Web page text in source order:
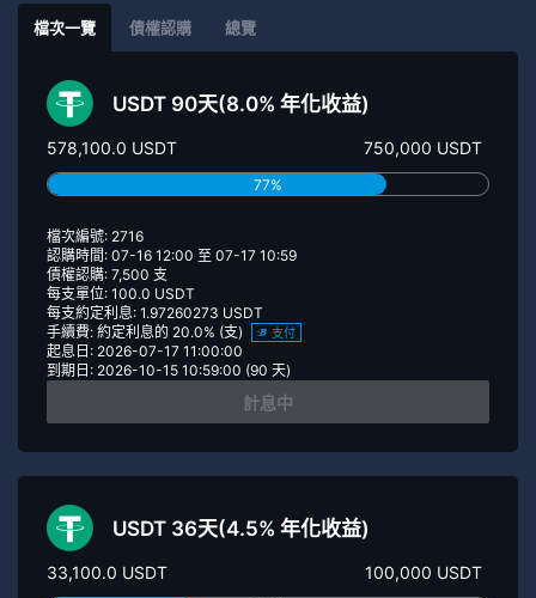
檔次一覽 債權認購 總覽
USDT 90天(8.0% 年化收益)
578,100.0 USDT 750,000 USDT
77%
檔次編號: 2716
認購時間: 07-16 12:00 至 07-17 10:59
債權認購: 7,500 支
每支單位: 100.0 USDT
每支約定利息: 1.97260273 USDT
手續費: 約定利息的 20.0% (支)
支付
起息日: 2026-07-17 11:00:00
到期日: 2026-10-15 10:59:00 (90 天)
計息中
USDT 36天(4.5% 年化收益)
33,100.0 USDT 100,000 USDT